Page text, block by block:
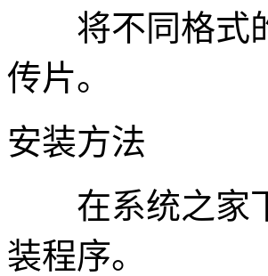
将不同格式的
传片。
安装方法
在系统之家下
装程序。